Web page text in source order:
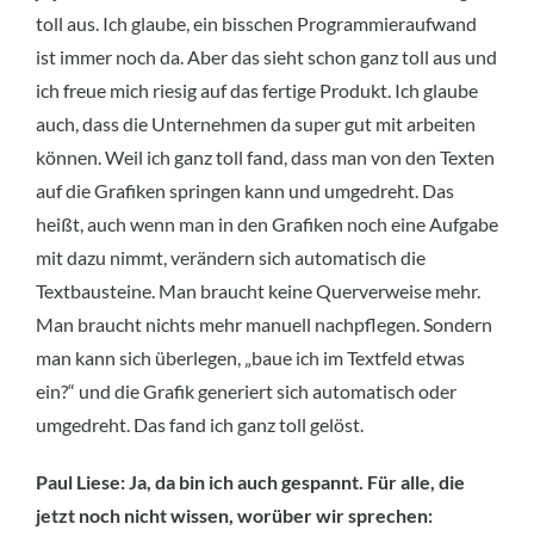
toll aus. Ich glaube, ein bisschen Programmieraufwand
ist immer noch da. Aber das sieht schon ganz toll aus und
ich freue mich riesig auf das fertige Produkt. Ich glaube
auch, dass die Unternehmen da super gut mit arbeiten
können. Weil ich ganz toll fand, dass man von den Texten
auf die Grafiken springen kann und umgedreht. Das
heißt, auch wenn man in den Grafiken noch eine Aufgabe
mit dazu nimmt, verändern sich automatisch die
Textbausteine. Man braucht keine Querverweise mehr.
Man braucht nichts mehr manuell nachpflegen. Sondern
man kann sich überlegen, „baue ich im Textfeld etwas
ein?“ und die Grafik generiert sich automatisch oder
umgedreht. Das fand ich ganz toll gelöst.
Paul Liese: Ja, da bin ich auch gespannt. Für alle, die
jetzt noch nicht wissen, worüber wir sprechen: